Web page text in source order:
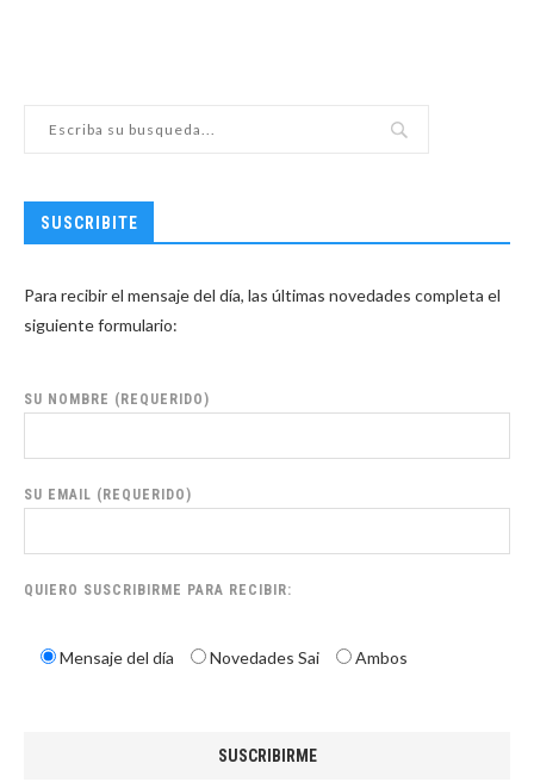
SUSCRIBITE
Para recibir el mensaje del día, las últimas novedades completa el
siguiente formulario:
SU NOMBRE (REQUERIDO)
SU EMAIL (REQUERIDO)
QUIERO SUSCRIBIRME PARA RECIBIR:
Mensaje del día Novedades Sai Ambos